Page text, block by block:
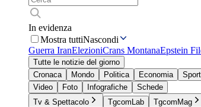
In evidenza
Mostra tuttiNascondi
Guerra IranElezioniCrans MontanaEpstein
Tutte le notizie del giorno
Cronaca
Mondo Politica Economia Sport
Video
Foto Infografiche
Schede
Tv & Spettacolo
TgcomLab TgcomMag